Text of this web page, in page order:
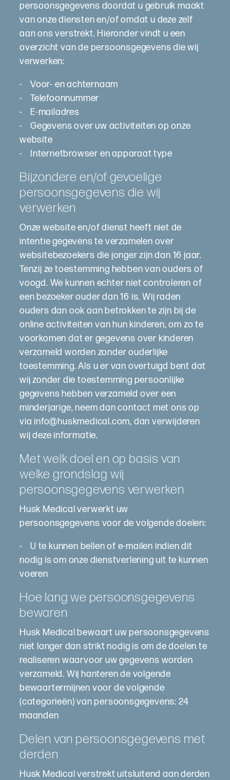
persoonsgegevens doordat u gebruik maakt
van onze diensten en/of omdat u deze zelf
aan ons verstrekt. Hieronder vindt u een
overzicht van de persoonsgegevens die wij
verwerken:
- Voor- en achternaam
- Telefoonnummer
- E-mailadres
- Gegevens over uw activiteiten op onze
website
- Internetbrowser en apparaat type
Bijzondere en/of gevoelige
persoonsgegevens die wij
verwerken
Onze website en/of dienst heeft niet de
intentie gegevens te verzamelen over
websitebezoekers die jonger zijn dan 16 jaar.
Tenzij ze toestemming hebben van ouders of
voogd. We kunnen echter niet controleren of
een bezoeker ouder dan 16 is. Wij raden
ouders dan ook aan betrokken te zijn bij de
online activiteiten van hun kinderen, om zo te
voorkomen dat er gegevens over kinderen
verzameld worden zonder ouderlijke
toestemming. Als u er van overtuigd bent dat
wij zonder die toestemming persoonlijke
gegevens hebben verzameld over een
minderjarige, neem dan contact met ons op
via info@huskmedical.com, dan verwijderen
wij deze informatie.
Met welk doel en op basis van
welke grondslag wij
persoonsgegevens verwerken
Husk Medical verwerkt uw
persoonsgegevens voor de volgende doelen:
- U te kunnen bellen of e-mailen indien dit
nodig is om onze dienstverlening uit te kunnen
voeren
Hoe lang we persoonsgegevens
bewaren
Husk Medical bewaart uw persoonsgegevens
niet langer dan strikt nodig is om de doelen te
realiseren waarvoor uw gegevens worden
verzameld. Wij hanteren de volgende
bewaartermijnen voor de volgende
(categorieën) van persoonsgegevens: 24
maanden
Delen van persoonsgegevens met
derden
Husk Medical verstrekt uitsluitend aan derden